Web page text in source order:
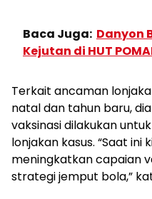
Baca Juga: Danyon
Kejutan di HUT
Terkait ancaman
natal dan tahun baru,
vaksinasi dilakukan
lonjakan kasus. “Saat ini
meningkatkan capaian
strategi jemput bola,”